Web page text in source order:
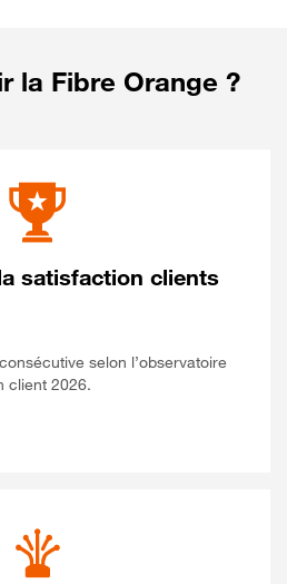
la Fibre Orange ?
satisfaction clients
selon l’observatoire
client 2026.